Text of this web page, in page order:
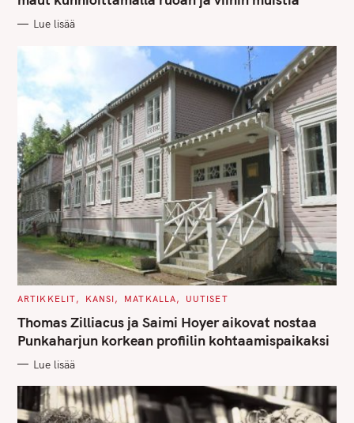
O
I
Lue lisää
C
T
E
G
O
I
S
ARTIKKELIT KANSI MATKALLA UUTISET
Thomas Zilliacus ja Saimi Hoyer aikovat nostaa
Punkaharjun korkean profiilin kohtaamispaikaksi
Lue lisää